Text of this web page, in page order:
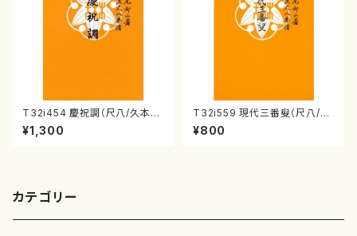
T32i454 慶祝調（尺八/久本玄
智/楽譜）都山流公刊楽譜曲番:2
161
¥1,300
T32i559 現代三番叟（尺八/杵
屋正邦/楽譜）都山流公刊楽譜曲
番:2269
¥800
カテゴリー